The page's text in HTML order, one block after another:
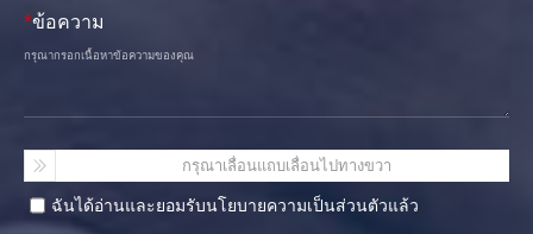
*ข้อความ
กรุณาเลื่อนแถบเลื่อนไปทางขวา
ฉันได้อ่านและยอมรับนโยบายความเป็นส่วนตัวแล้ว